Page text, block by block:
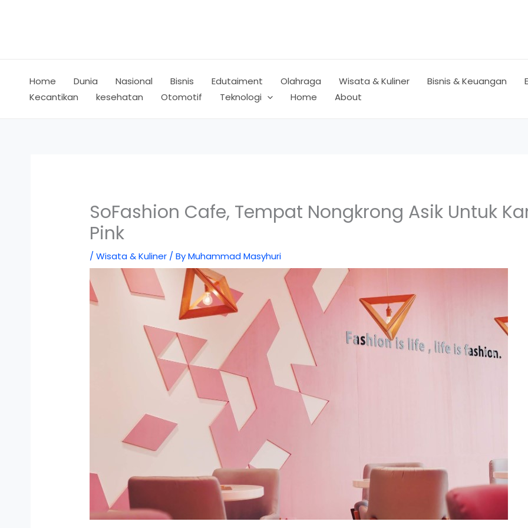
Home Dunia Nasional Bisnis Edutaiment Olahraga Wisata & Kuliner Bisnis & Keuangan
Kecantikan
kesehatan Otomotif Teknologi Home About
SoFashion Cafe, Tempat Nongkrong Asik Untuk
Pink
/Wisata & Kuliner / ByMuhammad Masyhuri